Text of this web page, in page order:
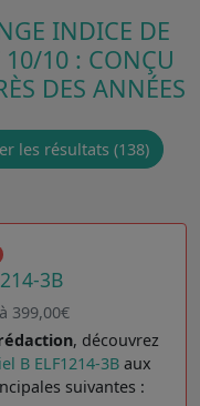
INDICE DE
10/10 : CONÇU
DES ANNÉES
les résultats (138)
3B
399,00€
, découvrez
B ELF1214-3B aux
suivantes :